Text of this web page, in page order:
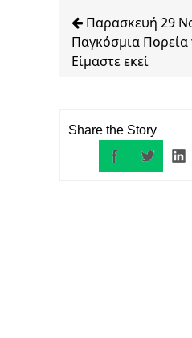
Παρασκευή 29
Παγκόσμια Πορεία
Είμαστε εκεί
Share the Story